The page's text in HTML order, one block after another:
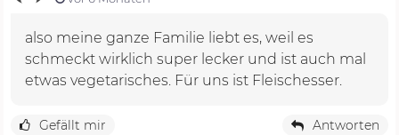
also meine ganze Familie liebt es, weil es
schmeckt wirklich super lecker und ist auch mal
etwas vegetarisches. Für uns ist Fleischesser.
Gefällt mir Antworten